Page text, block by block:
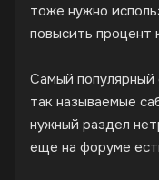
тоже нужно
повысить процент
Самый
так называемые
нужный раздел
еще на форуме